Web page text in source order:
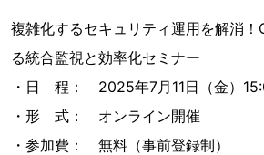
複雑化するセキュリティ運用を解消
る統合監視と効率化セミナー
・日 程： 2025年7月11日（金）
・形 式： オンライン開催
・参加費： 無料（事前登録制）